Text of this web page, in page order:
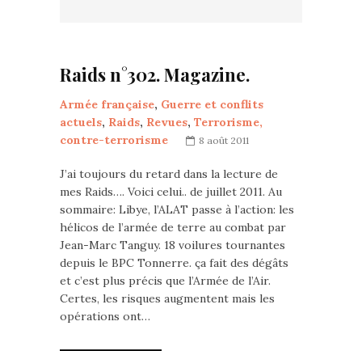
Raids n°302. Magazine.
Armée française, Guerre et conflits
actuels, Raids, Revues, Terrorisme,
contre-terrorisme
8 août 2011
J’ai toujours du retard dans la lecture de
mes Raids…. Voici celui.. de juillet 2011. Au
sommaire: Libye, l’ALAT passe à l’action: les
hélicos de l’armée de terre au combat par
Jean-Marc Tanguy. 18 voilures tournantes
depuis le BPC Tonnerre. ça fait des dégâts
et c’est plus précis que l’Armée de l’Air.
Certes, les risques augmentent mais les
opérations ont…